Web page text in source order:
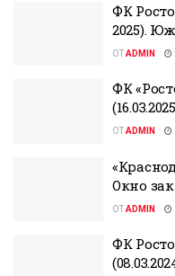
ФК
2025).
ОТADMIN
ФК
ОТADMIN
Окно
ОТADMIN
ФК